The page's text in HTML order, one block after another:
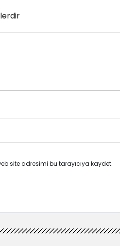
site adresimi bu tarayıcıya kaydet.